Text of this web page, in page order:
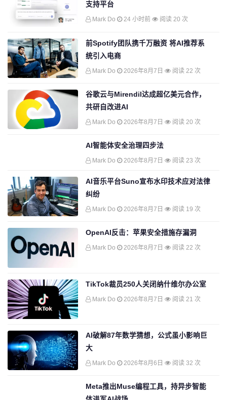
支持平台
Mark Do 24 小时前 阅读 20 次
前Spotify团队携千万融资 将AI推荐系
统引入电商
Mark Do 2026年8月7日 阅读 22 次
谷歌云与Mirendil达成超亿美元合作，
共研自改进AI
Mark Do 2026年8月7日 阅读 20 次
AI智能体安全治理四步法
Mark Do 2026年8月7日 阅读 23 次
AI音乐平台Suno宣布水印技术应对法律
纠纷
Mark Do 2026年8月7日 阅读 19 次
OpenAI反击：苹果安全措施存漏洞
Mark Do 2026年8月7日 阅读 22 次
TikTok裁员250人关闭纳什维尔办公室
Mark Do 2026年8月7日 阅读 21 次
AI破解87年数学猜想，公式虽小影响巨
大
Mark Do 2026年8月6日 阅读 32 次
Meta推出Muse编程工具，持异步智能